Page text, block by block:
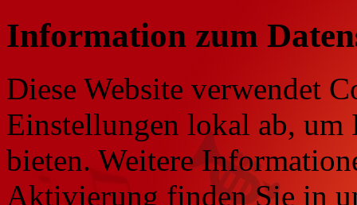
Information zum
Diese Website verwendet
Einstellungen lokal ab, um
bieten. Weitere
Aktivierung finden Sie in